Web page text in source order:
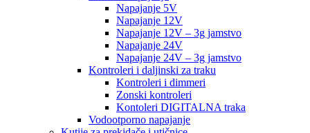
Napajanje 5V
Napajanje 12V
Napajanje 12V – 3g jamstvo
Napajanje 24V
Napajanje 24V – 3g jamstvo
Kontroleri i daljinski za traku
Kontroleri i dimmeri
Zonski kontroleri
Kontoleri DIGITALNA traka
Vodootporno napajanje